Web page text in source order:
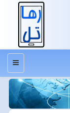
منو